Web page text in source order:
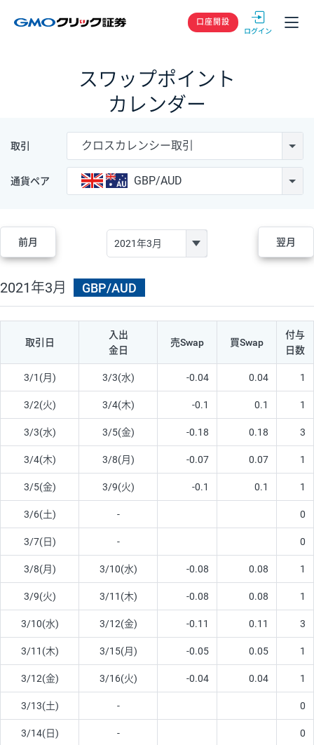
GMOクリック
口座開設
スワップポイント
カレンダー
取引 クロスカレンシー取引
通貨ペア GBP/AUD
前月 翌月
2021年3月 GBP/AUD
取引日
入出
金日
売Swap 買Swap
付与
日数
3/1(月) 3/3(水) -0.04 0.04 1
3/2(火) 3/4(木) -0.1 0.1 1
3/3(水) 3/5(金) -0.18 0.18 3
3/4(木) 3/8(月) -0.07 0.07 1
3/5(金) 3/9(火) -0.1 0.1 1
3/6(土) - 0
3/7(日) - 0
3/8(月) 3/10(水) -0.08 0.08 1
3/9(火) 3/11(木) -0.08 0.08 1
3/10(水) 3/12(金) -0.11 0.11 3
3/11(木) 3/15(月) -0.05 0.05 1
3/12(金) 3/16(火) -0.04 0.04 1
3/13(土) - 0
3/14(日) - 0